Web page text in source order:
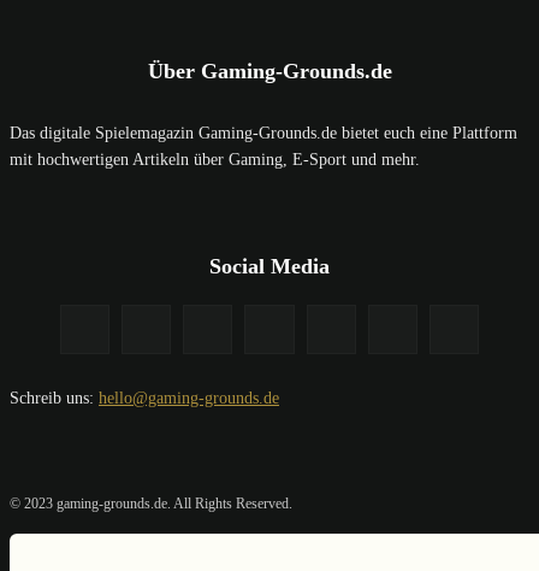
Über Gaming-Grounds.de
Das digitale Spielemagazin Gaming-Grounds.de bietet euch eine Plattform
mit hochwertigen Artikeln über Gaming, E-Sport und mehr.
Social Media
Schreib uns: hello@gaming-grounds.de
© 2023 gaming-grounds.de. All Rights Reserved.